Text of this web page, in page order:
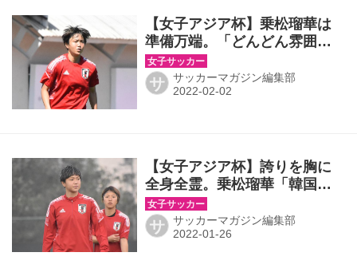
【女子アジア杯】乗松瑠華は
準備万端。「どんどん雰囲気
が良くなっている」チームで
出番を待つ
サ サッカーマガジン編集部
【女子アジア杯】誇りを胸に
全身全霊。乗松瑠華「韓国戦
は気持ちの部分にこだわって
いきたい」
サ サッカーマガジン編集部